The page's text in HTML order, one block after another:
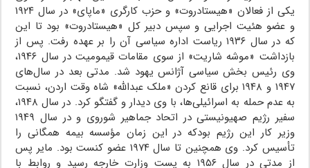
یکی از فعالان «هیستادروت» و حزب کارگری «ماپای» در سال ۱۹۲۴
و عضو هئیت اجرایی و سپس دبیر کل «هیستادروت» بود تا این
که در سال ۱۹۳۶ ریاست اداره سیاسی آن را بر عهده رفت. پس از
بازداشت «موشه شاریت» از سوی مقامات قیمومیت در سال ۱۹۴۶،
وی رئیس بخش سیاسی آژانس یهود شد. مدتی بعد در سال‌های
۱۹۴۷ و ۱۹۴۸ برای قانع کردن «ملک عبدالله» شاه وقت اردن، نسبت
به عدم حمله به اسرائیلی‌ها، با وی دیدار و گفتگو کرد. در سال ۱۹۴۸،
سفیر رژیم صهیونیستی در اتحاد جماهیر شوروی و در سال ۱۹۴۹
وزیر کار این رژیم بودکه در این زمان مؤسسه بیمه همگانی را
تأسیس کرد. وی همچنین تا سال ۱۹۷۴ عضو کنست بود. مایر پس
از مدتی در سال ۱۹۵۶ به پست وزارت خارجه رسید و روابط با